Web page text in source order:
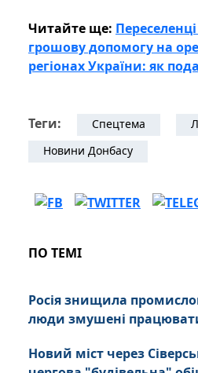
Читайте ще:
грошову допомогу на
регіонах України: як
Теги: Спецтема
Новини Донбасу
ПО ТЕМІ
Росія знищила
люди змушені
Новий міст через